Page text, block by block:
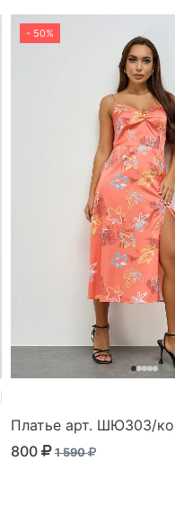
- 50%
Платье арт. ШЮ303/
800
1 590